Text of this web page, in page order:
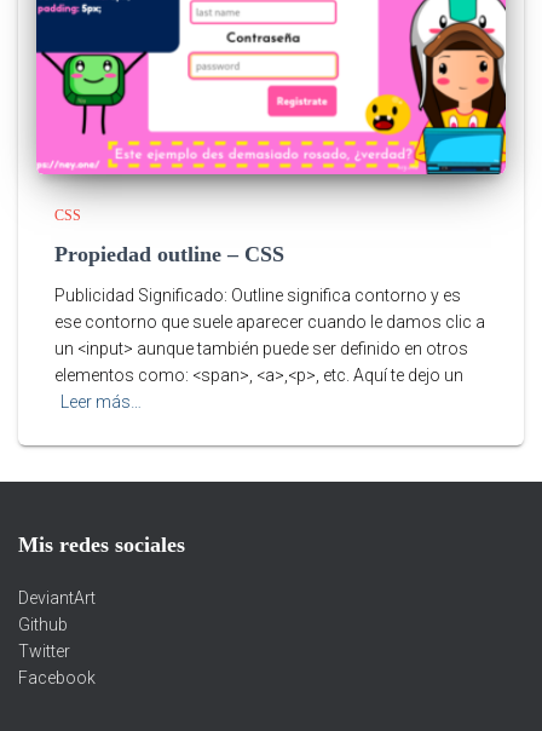
CSS
Propiedad outline – CSS
Publicidad Significado: Outline significa contorno y es
ese contorno que suele aparecer cuando le damos clic a
un <input> aunque también puede ser definido en otros
elementos como: <span>, <a>,<p>, etc. Aquí te dejo un
Leer más…
Mis redes sociales
DeviantArt
Github
Twitter
Facebook